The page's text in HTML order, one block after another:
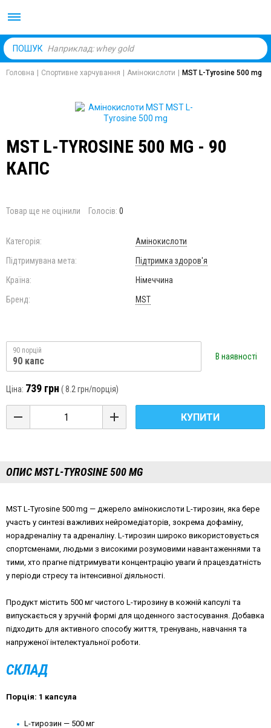
ПОШУК
Головна Спортивне харчування Амінокислоти MST L-Tyrosine 500 mg
MST L-TYROSINE 500 MG - 90
КАПС
Товар ще не оцінили Голосів: 0
Категорія:
Амінокислоти
Підтримувана мета:
Підтримка здоров'я
Країна:
Німеччина
Бренд:
MST
90 порцій
90 капс В наявності
Ціна: 739 грн (8.2 грн/порція)
КУПИТИ
ОПИС MST L-TYROSINE 500 MG
MST L-Tyrosine 500 mg — джерело амінокислоти L-тирозин, яка бере
участь у синтезі важливих нейромедіаторів, зокрема дофаміну,
норадреналіну та адреналіну. L-тирозин широко використовується
спортсменами, людьми з високими розумовими навантаженнями та
тими, хто прагне підтримувати концентрацію уваги й працездатність
у періоди стресу та інтенсивної діяльності.
Продукт містить 500 мг чистого L-тирозину в кожній капсулі та
випускається у зручній формі для щоденного застосування. Добавка
підходить для активного способу життя, тренувань, навчання та
напруженої інтелектуальної роботи.
СКЛАД
Порція: 1 капсула
L-тирозин — 500 мг